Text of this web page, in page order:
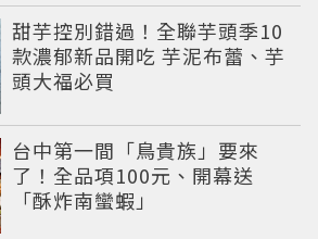
甜芋控別錯過！全聯芋頭季10
款濃郁新品開吃 芋泥布蕾、芋
頭大福必買
台中第一間「鳥貴族」要來
了！全品項100元、開幕送
「酥炸南蠻蝦」